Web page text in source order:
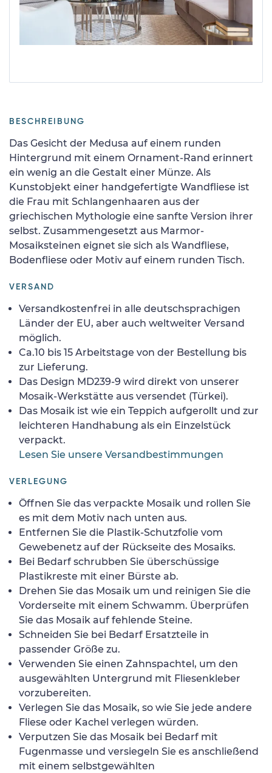
BESCHREIBUNG
Das Gesicht der Medusa auf einem runden
Hintergrund mit einem Ornament-Rand erinnert
ein wenig an die Gestalt einer Münze. Als
Kunstobjekt einer handgefertigte Wandfliese ist
die Frau mit Schlangenhaaren aus der
griechischen Mythologie eine sanfte Version ihrer
selbst. Zusammengesetzt aus Marmor-
Mosaiksteinen eignet sie sich als Wandfliese,
Bodenfliese oder Motiv auf einem runden Tisch.
VERSAND
Versandkostenfrei in alle deutschsprachigen
Länder der EU, aber auch weltweiter Versand
möglich.
Ca.10 bis 15 Arbeitstage von der Bestellung bis
zur Lieferung.
Das Design MD239-9 wird direkt von unserer
Mosaik-Werkstätte aus versendet (Türkei).
Das Mosaik ist wie ein Teppich aufgerollt und zur
leichteren Handhabung als ein Einzelstück
verpackt.
Lesen Sie unsere Versandbestimmungen
VERLEGUNG
Öffnen Sie das verpackte Mosaik und rollen Sie
es mit dem Motiv nach unten aus.
Entfernen Sie die Plastik-Schutzfolie vom
Gewebenetz auf der Rückseite des Mosaiks.
Bei Bedarf schrubben Sie überschüssige
Plastikreste mit einer Bürste ab.
Drehen Sie das Mosaik um und reinigen Sie die
Vorderseite mit einem Schwamm. Überprüfen
Sie das Mosaik auf fehlende Steine.
Schneiden Sie bei Bedarf Ersatzteile in
passender Größe zu.
Verwenden Sie einen Zahnspachtel, um den
ausgewählten Untergrund mit Fliesenkleber
vorzubereiten.
Verlegen Sie das Mosaik, so wie Sie jede andere
Fliese oder Kachel verlegen würden.
Verputzen Sie das Mosaik bei Bedarf mit
Fugenmasse und versiegeln Sie es anschließend
mit einem selbstgewählten